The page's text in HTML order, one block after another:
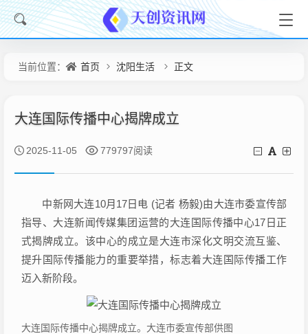
当前位置： 首页 沈阳生活 正文
大连国际传播中心揭牌成立
2025-11-05 779797阅读
中新网大连10月17日电 (记者 杨毅)由大连市委宣传部
指导、大连新闻传媒集团运营的大连国际传播中心17日正
式揭牌成立。该中心的成立是大连市深化文明交流互鉴、
提升国际传播能力的重要举措，标志着大连国际传播工作
迈入新阶段。
大连国际传播中心揭牌成立。大连市委宣传部供图